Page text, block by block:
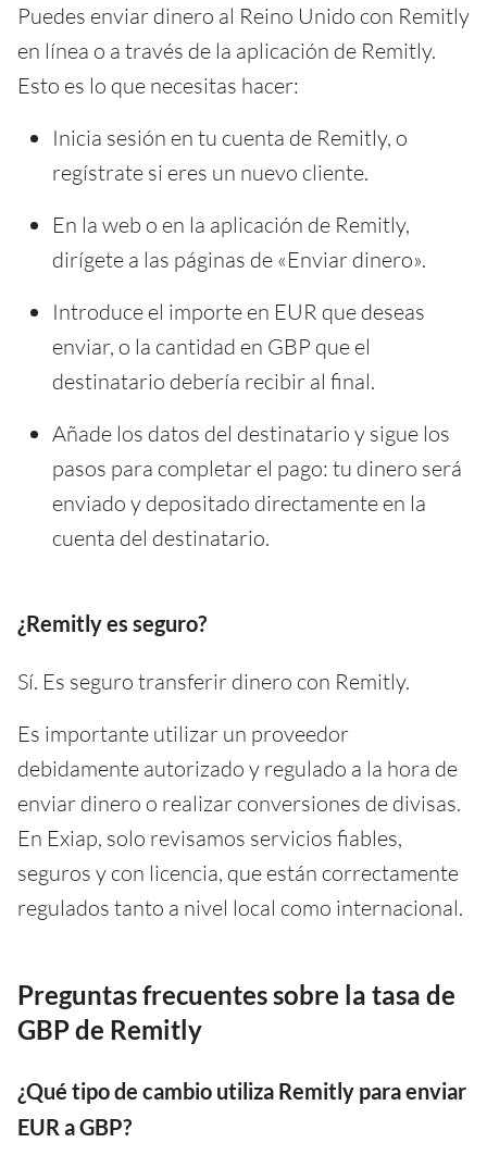
Puedes enviar dinero al Reino Unido con Remitly
en línea o a través de la aplicación de Remitly.
Esto es lo que necesitas hacer:
Inicia sesión en tu cuenta de Remitly, o
regístrate si eres un nuevo cliente.
En la web o en la aplicación de Remitly,
dirígete a las páginas de «Enviar dinero».
Introduce el importe en EUR que deseas
enviar, o la cantidad en GBP que el
destinatario debería recibir al final.
Añade los datos del destinatario y sigue los
pasos para completar el pago: tu dinero será
enviado y depositado directamente en la
cuenta del destinatario.
¿Remitly es seguro?
Sí. Es seguro transferir dinero con Remitly.
Es importante utilizar un proveedor
debidamente autorizado y regulado a la hora de
enviar dinero o realizar conversiones de divisas.
En Exiap, solo revisamos servicios fiables,
seguros y con licencia, que están correctamente
regulados tanto a nivel local como internacional.
Preguntas frecuentes sobre la tasa de
GBP de Remitly
¿Qué tipo de cambio utiliza Remitly para enviar
EUR a GBP?